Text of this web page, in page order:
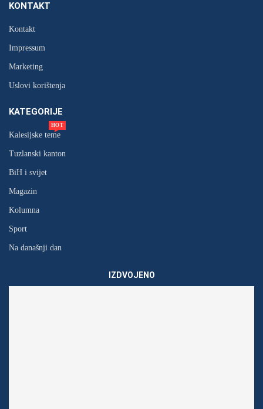
KONTAKT
Kontakt
Impressum
Marketing
Uslovi korištenja
KATEGORIJE
Kalesijske teme
HOT
Tuzlanski kanton
BiH i svijet
Magazin
Kolumna
Sport
Na današnji dan
IZDVOJENO